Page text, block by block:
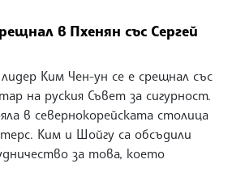
в Пхенян със Сергей
Ким Чен-ун се е срещнал със
на руския Съвет за сигурност.
в севернокорейската столица
Ким и Шойгу са обсъдили
за това, което